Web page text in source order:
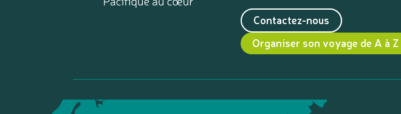
Contactez-nous
Organiser son voyage de A à Z